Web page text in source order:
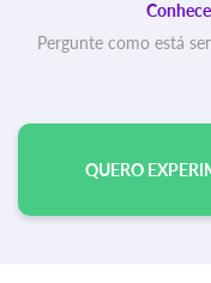
Pergunte como está
QUERO